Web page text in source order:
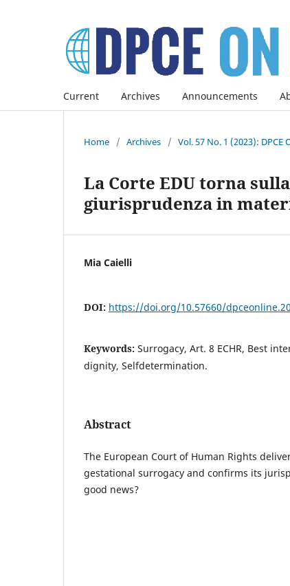
Current Archives Announcements
Home / Archives / Vol. 57 No. 1 (2023): DPCE
La Corte EDU torna
giurisprudenza in
Mia Caielli
DOI: https://doi.org/10.57660/
Keywords: Surrogacy, Art. 8 ECHR, Best
dignity, Selfdetermination.
Abstract
The European Court of Human Rights
gestational surrogacy and confirms its
good news?